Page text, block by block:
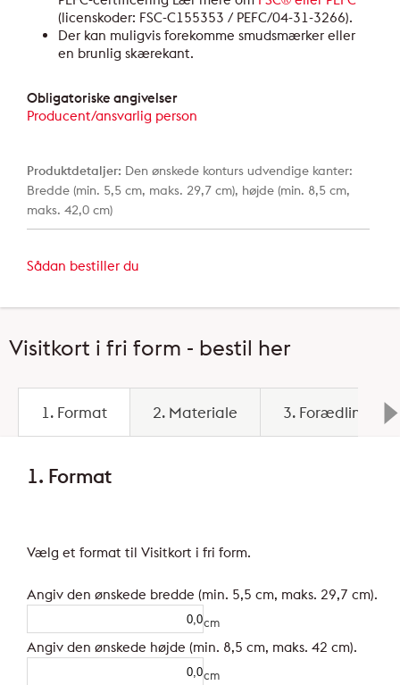
(licenskoder: FSC-C155353 / PEFC/04-31-3266).
Der kan muligvis forekomme smudsmærker eller
en brunlig skærekant.
Obligatoriske angivelser
Producent/ansvarlig person
Produktdetaljer: Den ønskede konturs udvendige kanter:
Bredde (min. 5,5 cm, maks. 29,7 cm), højde (min. 8,5 cm,
maks. 42,0 cm)
Sådan bestiller du
Visitkort i fri form - bestil her
1. Format 2. Materiale 3. Forædling
1. Format
Vælg et format til Visitkort i fri form.
Angiv den ønskede bredde (min. 5,5 cm, maks. 29,7 cm).
cm
Angiv den ønskede højde (min. 8,5 cm, maks. 42 cm).
cm